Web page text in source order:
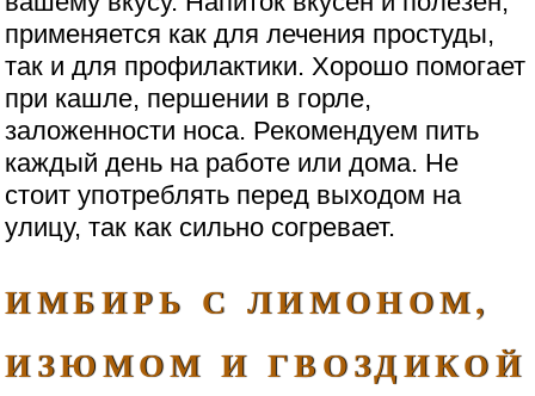
применяется как для лечения простуды,
так и для профилактики. Хорошо помогает
при кашле, першении в горле,
заложенности носа. Рекомендуем пить
каждый день на работе или дома. Не
стоит употреблять перед выходом на
улицу, так как сильно согревает.
ИМБИРЬ С ЛИМОНОМ,
ИЗЮМОМ И ГВОЗДИКОЙ